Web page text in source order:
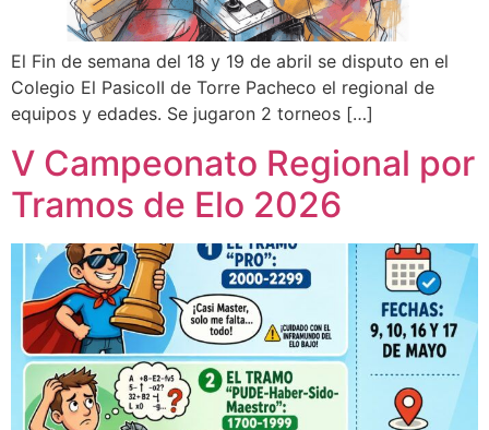
El Fin de semana del 18 y 19 de abril se disputo en el
Colegio El PasicoII de Torre Pacheco el regional de
equipos y edades. Se jugaron 2 torneos […]
V Campeonato Regional por
Tramos de Elo 2026